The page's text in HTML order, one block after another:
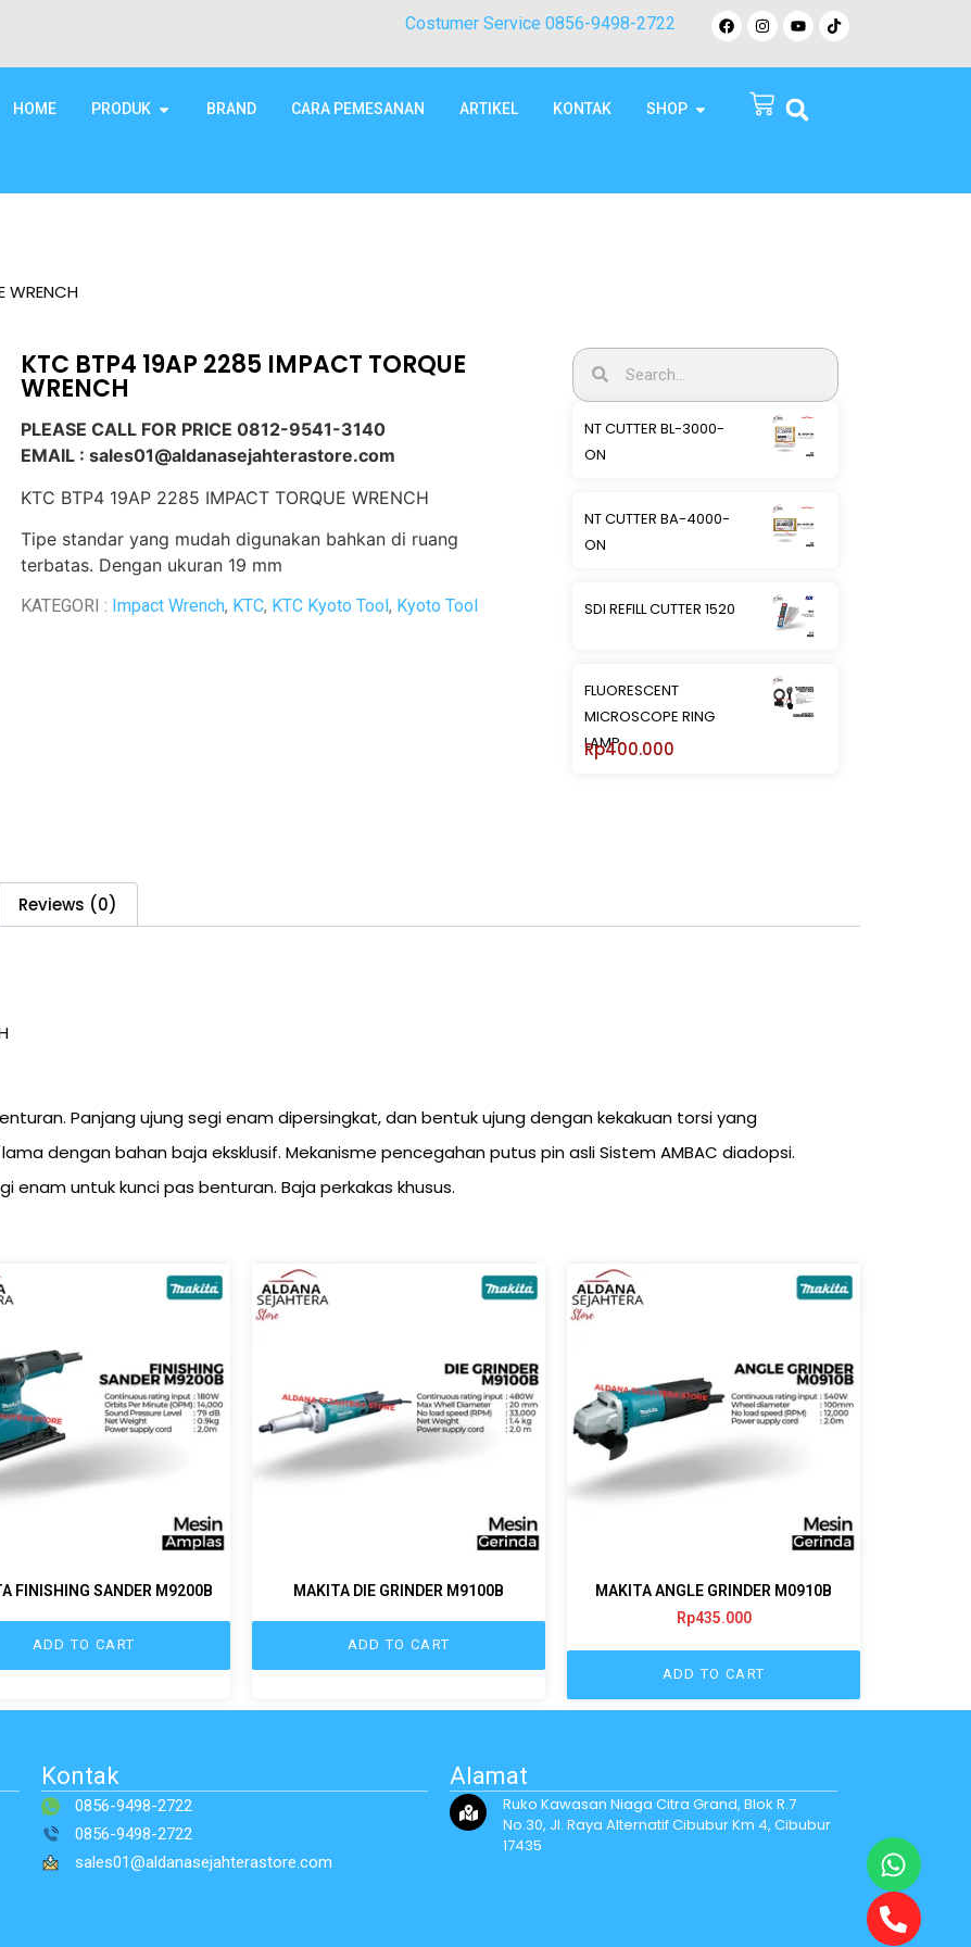
Costumer Service 0856-9498-2722
HOME PRODUK BRAND CARA PEMESANAN ARTIKEL KONTAK SHOP
WRENCH
KTC BTP4 19AP 2285 IMPACT TORQUE
WRENCH
PLEASE CALL FOR PRICE 0812-9541-3140
EMAIL : sales01@aldanasejahterastore.com
KTC BTP4 19AP 2285 IMPACT TORQUE WRENCH
Tipe standar yang mudah digunakan bahkan di ruang
terbatas. Dengan ukuran 19 mm
KATEGORI : Impact Wrench, KTC, KTC Kyoto Tool , Kyoto Tool
NT CUTTER BL-3000-
ON
NT CUTTER BA-4000-
ON
SDI REFILL CUTTER 1520
FLUORESCENT
MICROSCOPE RING
LAMP
Rp400.000
Reviews (0)
Panjang ujung segi enam dipersingkat, dan bentuk ujung dengan kekakuan torsi yang
dengan bahan baja eksklusif. Mekanisme pencegahan putus pin asli Sistem AMBAC diadopsi.
enam untuk kunci pas benturan. Baja perkakas khusus.
FINISHING SANDER M9200B
ADD TO CART
MAKITA DIE GRINDER M9100B
ADD TO CART
MAKITA ANGLE GRINDER M0910B
Rp435.000
ADD TO CART
Kontak
0856-9498-2722
0856-9498-2722
sales01@aldanasejahterastore.com
Alamat
Ruko Kawasan Niaga Citra Grand, Blok R.7
No.30, Jl. Raya Alternatif Cibubur Km 4, Cibubur
17435